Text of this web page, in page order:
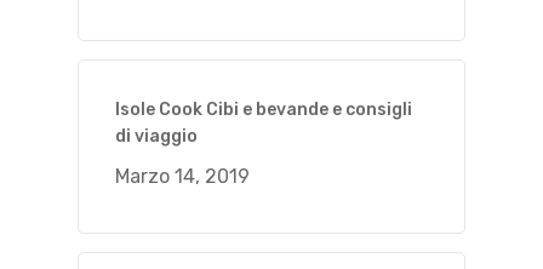
Isole Cook Cibi e bevande e consigli
di viaggio
Marzo 14, 2019